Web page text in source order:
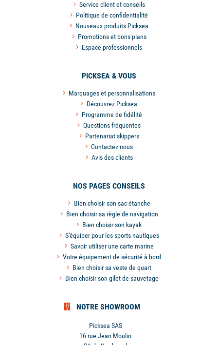
Service client et conseils
Politique de confidentialité
Nouveaux produits Picksea
Promotions et bons plans
Espace professionnels
PICKSEA & VOUS
Marquages et personnalisations
Découvrez Picksea
Programme de fidélité
Questions fréquentes
Partenariat skippers
Contactez-nous
Avis des clients
NOS PAGES CONSEILS
Bien choisir son sac étanche
Bien choisir sa règle de navigation
Bien choisir son kayak
S'équiper pour les sports nautiques
Savoir utiliser une carte marine
Votre équipement de sécurité à bord
Bien choisir sa veste de quart
Bien choisir son gilet de sauvetage
NOTRE SHOWROOM
Picksea SAS
16 rue Jean Moulin